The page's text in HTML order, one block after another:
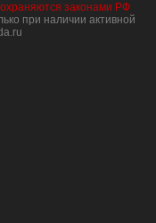
законами РФ
при наличии активной